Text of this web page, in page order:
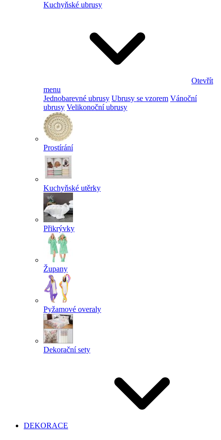
Kuchyňské ubrusy
Otevřít
menu
Jednobarevné ubrusy Ubrusy se vzorem Vánoční
ubrusy Velikonoční ubrusy
Prostírání
Kuchyňské utěrky
Přikrývky
Župany
Pyžamové overaly
Dekorační sety
DEKORACE